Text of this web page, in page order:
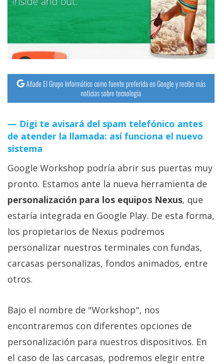
Trucos
y
Tutoriales
Sistemas
Profesional
+
Más
temas
Sorteos
Contacto
/
Sobre
Añade El Grupo Informático como fuente preferida en Google y recibe más
noticias sobre tecnología
Digi te avisará del spam telefónico antes
de atender la llamada: así funciona el nuevo
sistema
Google Workshop podría abrir sus puertas muy
pronto. Estamos ante la nueva herramienta de
personalización para los equipos Nexus, que
estaría integrada en Google Play. De esta forma,
los propietarios de Nexus podremos
personalizar nuestros terminales con fundas,
carcasas personalizas, fondos animados, entre
otros.
Bajo el nombre de "Workshop", nos
encontraremos con diferentes opciones de
personalización para nuestros dispositivos. En
el caso de las carcasas, podremos elegir entre